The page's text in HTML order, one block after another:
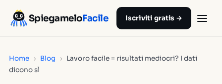
SpiegameloFacile Iscriviti gratis →
Home › Blog › Lavoro facile = risultati mediocri? I dati
dicono sì